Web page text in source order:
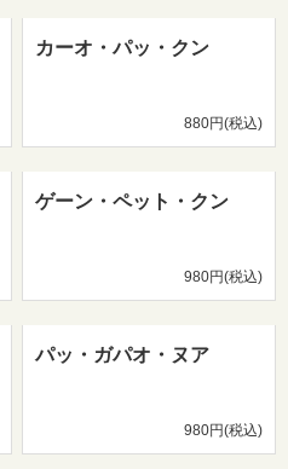
カーオ・パッ・クン
880円(税込)
ゲーン・ペット・クン
980円(税込)
パッ・ガパオ・ヌア
980円(税込)